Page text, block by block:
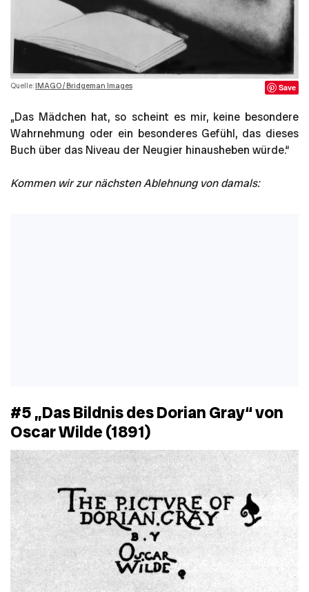
Quelle:IMAGO / Bridgeman Images Save
„Das Mädchen hat, so scheint es mir, keine besondere
Wahrnehmung oder ein besonderes Gefühl, das dieses
Buch über das Niveau der Neugier hinausheben würde.“
Kommen wir zur nächsten Ablehnung von damals:
#5 „Das Bildnis des Dorian Gray“ von
Oscar Wilde (1891)